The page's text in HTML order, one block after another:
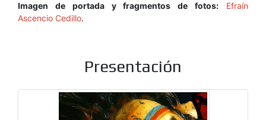
Imagen de portada y fragmentos de fotos:
Efraín
Ascencio Cedillo.
Presentación